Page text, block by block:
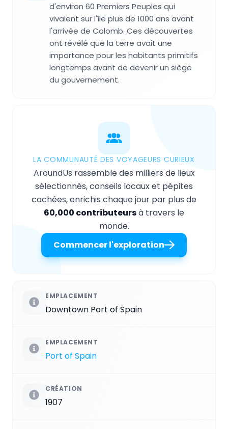
d'environ 60 Premiers Peuples qui
vivaient sur l'île plus de 1000 ans avant
l'arrivée de Colomb. Ces découvertes
ont révélé que la terre avait une
importance pour les habitants primitifs
longtemps avant de devenir un siège
du gouvernement.
LA COMMUNAUTÉ DES VOYAGEURS CURIEUX
AroundUs rassemble des milliers de lieux
sélectionnés, conseils locaux et pépites
cachées, enrichis chaque jour par plus de
60,000 contributeursà travers le
monde.
Commencer l'exploration
EMPLACEMENT
Downtown Port of Spain
EMPLACEMENT
Port of Spain
CRÉATION
1907